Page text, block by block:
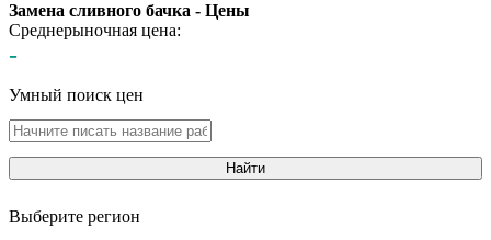
Замена сливного бачка - Цены
Среднерыночная цена:
-
Умный поиск цен
Найти
Выберите регион